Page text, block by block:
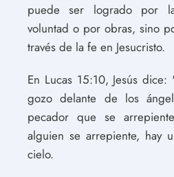
puede ser logrado por
voluntad o por obras, sino
través de la fe en Jesucristo.
En Lucas 15:10, Jesús
gozo delante de los
pecador que se
alguien se arrepiente, hay
cielo.